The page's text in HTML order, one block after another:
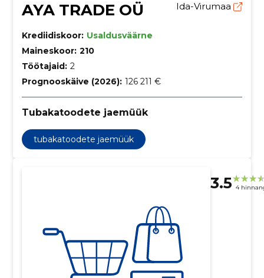
AYA TRADE OÜ Ida-Virumaa
Krediidiskoor: Usaldusväärne
Maineskoor: 210
Töötajaid: 2
Prognooskäive (2026): 126 211 €
Tubakatoodete jaemüük
tubakatoodete jaemüük
3.5 4